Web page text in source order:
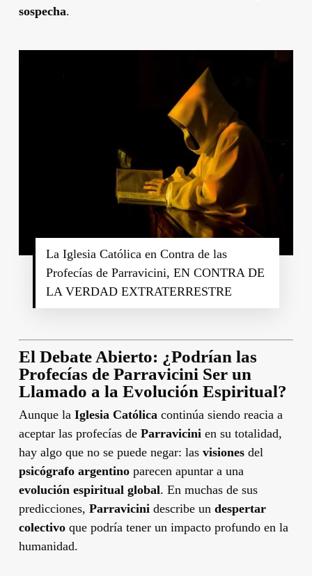
sospecha.
La Iglesia Católica en Contra de las
Profecías de Parravicini, EN CONTRA DE
LA VERDAD EXTRATERRESTRE
El Debate Abierto: ¿Podrían las
Profecías de Parravicini Ser un
Llamado a la Evolución Espiritual?
Aunque la Iglesia Católicacontinúa siendo reacia a
aceptar las profecías de Parravicinien su totalidad,
hay algo que no se puede negar: las visionesdel
psicógrafo argentinoparecen apuntar a una
evolución espiritual global. En muchas de sus
predicciones, Parravicinidescribe un despertar
colectivoque podría tener un impacto profundo en la
humanidad.